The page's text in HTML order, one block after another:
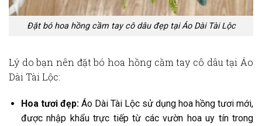
Đặt bó hoa hồng cầm tay cô dâu đẹp tại Áo Dài Tài Lộc
Lý do bạn nên đặt bó hoa hồng cầm tay cô dâu tại Áo
Dài Tài Lộc:
Hoa tươi đẹp:Áo Dài Tài Lộc sử dụng hoa hồng tươi mới,
được nhập khẩu trực tiếp từ các vườn hoa uy tín trong